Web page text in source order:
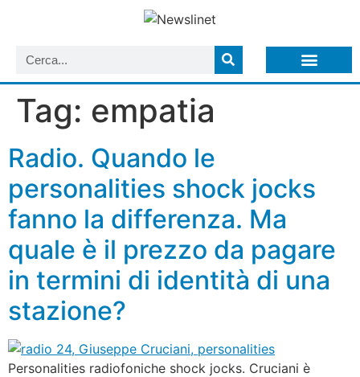
Tag: empatia
Radio. Quando le
personalities shock jocks
fanno la differenza. Ma
quale è il prezzo da pagare
in termini di identità di una
stazione?
Personalities radiofoniche shock jocks. Cruciani è